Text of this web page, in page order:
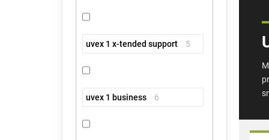
uvex 1 x-tended support 5
uvex 1 business 6